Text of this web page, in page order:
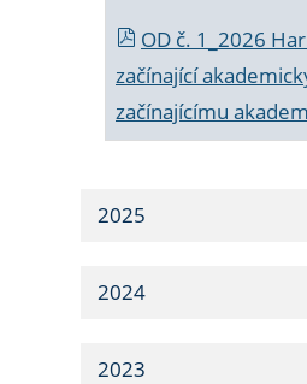
OD č. 1_2026
začínající
začínajícímu
2025
2024
2023